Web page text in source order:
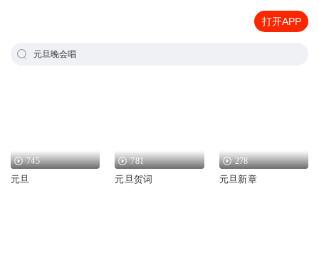
打开APP
元旦晚会唱
745
元旦
781
元旦贺词
278
元旦新章